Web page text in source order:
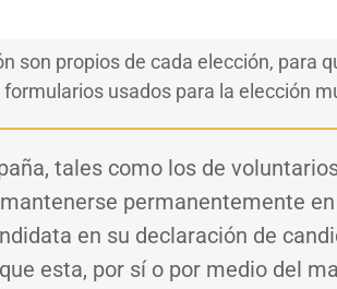
son propios de cada elección, para
usados para la elección
tales como los de
permanentemente
en su declaración de
esta, por sí o por medio del